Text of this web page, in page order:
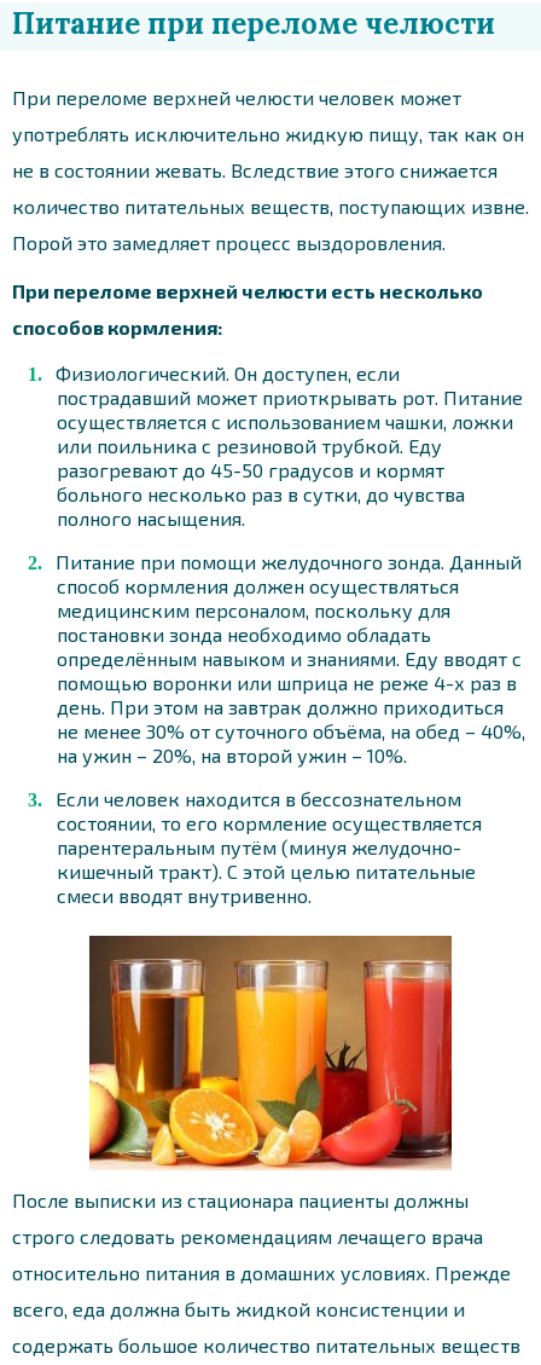
Питание при переломе челюсти
При переломе верхней челюсти человек может
употреблять исключительно жидкую пищу, так как он
не в состоянии жевать. Вследствие этого снижается
количество питательных веществ, поступающих извне.
Порой это замедляет процесс выздоровления.
При переломе верхней челюсти есть несколько
способов кормления:
Физиологический. Он доступен, если
пострадавший может приоткрывать рот. Питание
осуществляется с использованием чашки, ложки
или поильника с резиновой трубкой. Еду
разогревают до 45-50 градусов и кормят
больного несколько раз в сутки, до чувства
полного насыщения.
Питание при помощи желудочного зонда. Данный
способ кормления должен осуществляться
медицинским персоналом, поскольку для
постановки зонда необходимо обладать
определённым навыком и знаниями. Еду вводят с
помощью воронки или шприца не реже 4-х раз в
день. При этом на завтрак должно приходиться
не менее 30% от суточного объёма, на обед – 40%,
на ужин – 20%, на второй ужин – 10%.
Если человек находится в бессознательном
состоянии, то его кормление осуществляется
парентеральным путём (минуя желудочно-
кишечный тракт). С этой целью питательные
смеси вводят внутривенно.
После выписки из стационара пациенты должны
строго следовать рекомендациям лечащего врача
относительно питания в домашних условиях. Прежде
всего, еда должна быть жидкой консистенции и
содержать большое количество питательных веществ